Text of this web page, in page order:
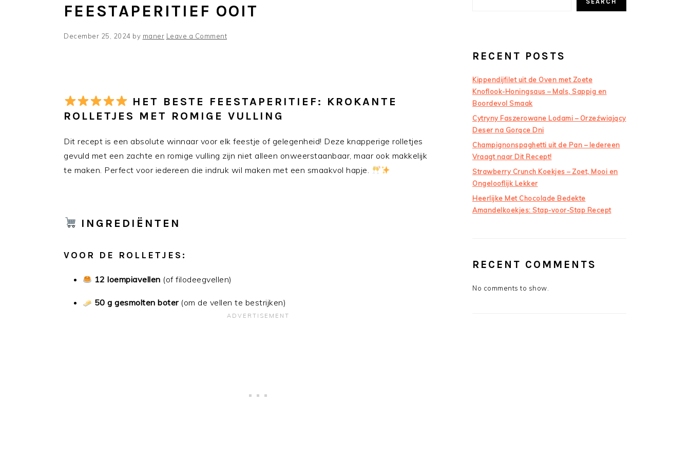
FEESTAPERITIEF OOIT
December 25, 2024 by maner Leave a Comment
HET BESTE FEESTAPERITIEF: KROKANTE
ROLLETJES MET ROMIGE VULLING
Dit recept is een absolute winnaar voor elk feestje of gelegenheid! Deze knapperige rolletjes
gevuld met een zachte en romige vulling zijn niet alleen onweerstaanbaar, maar ook makkelijk
te maken. Perfect voor iedereen die indruk wil maken met een smaakvol hapje.
INGREDIËNTEN
VOOR DE ROLLETJES:
12 loempiavellen (of filodeegvellen)
50 g gesmolten boter(om de vellen te bestrijken)
RECENT POSTS
Kippendijfilet uit de Oven met Zoete
Knoflook-Honingsaus – Mals, Sappig en
Boordevol Smaak
Cytryny Faszerowane Lodami – Orzeźwiający
Deser na Gorące Dni
Champignonspaghetti uit de Pan – Iedereen
Vraagt naar Dit Recept!
Strawberry Crunch Koekjes – Zoet, Mooi en
Ongelooflijk Lekker
Heerlijke Met Chocolade Bedekte
Amandelkoekjes: Stap-voor-Stap Recept
RECENT COMMENTS
No comments to show.